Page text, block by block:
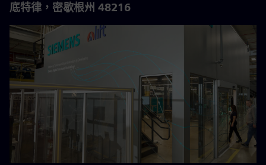
底特律，密歇根州 48216